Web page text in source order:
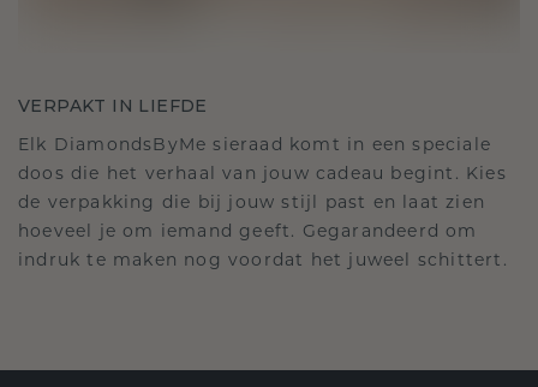
VERPAKT IN LIEFDE
Elk DiamondsByMe sieraad komt in een speciale
doos die het verhaal van jouw cadeau begint. Kies
de verpakking die bij jouw stijl past en laat zien
hoeveel je om iemand geeft. Gegarandeerd om
indruk te maken nog voordat het juweel schittert.